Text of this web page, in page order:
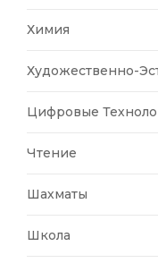
Химия
Художественно-
Цифровые
Чтение
Шахматы
Школа